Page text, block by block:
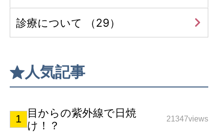
診療について （29）
人気記事
目からの紫外線で日焼
け！？
21347views